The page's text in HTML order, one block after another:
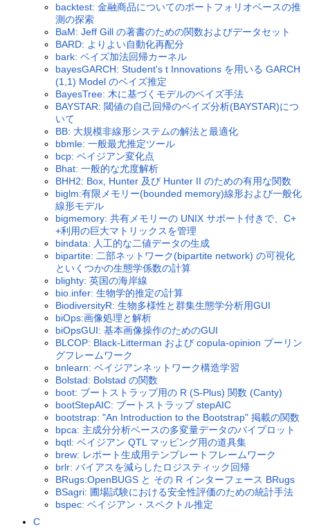
backtest: 金融商品についてのポートフォリオベースの推
測の探索
BaM: Jeff Gill の著書のための関数およびデータセット
BARD: よりよい自動化再配分
bark: ベイズ加法回帰カーネル
bayesGARCH: Student's t Innovations を用いる GARCH
(1,1) Model のベイズ推定
BayesTree: 木に基づくモデルのベイズ手法
BAYSTAR: 閾値の自己回帰のベイズ分析(BAYSTAR)につ
いて
BB: 大規模非線形システムの解法と最適化
bbmle: 一般最尤推定ツール
bcp: ベイジアン変化点
Bhat: 一般的な尤度解析
BHH2: Box, Hunter 及び Hunter II のための有用な関数
biglm:有限メモリー(bounded memory)線形および一般化
線形モデル
bigmemory: 共有メモリーの UNIX サポート付きで、C+
+利用の巨大マトリックスを管理
bindata: 人工的な二値データの生成
bipartite: 二部ネットワーク(bipartite network) の可視化
といくつかの生態学係数の計算
blighty: 英国の海岸線
bio.infer: 生物学的推定の計算
BiodiversityR: 生物多様性と群集生態学分析用GUI
biOps:画像処理と解析
biOpsGUI: 基本画像操作のためのGUI
BLCOP: Black-Litterman および copula-opinion プーリン
グフレームワーク
bnlearn: ベイジアンネットワーク構造学習
Bolstad: Bolstad の関数
boot: ブートストラップ用の R (S-Plus) 関数 (Canty)
bootStepAIC: ブートストラップ stepAIC
bootstrap: "An Introduction to the Bootstrap" 掲載の関数
bpca: 主成分分析ベースの多変量データのバイプロット
bqtl: ベイジアン QTL マッピング用の道具集
brew: レポート生成用テンプレートフレームワーク
brlr: バイアスを減らしたロジスティック回帰
BRugs:OpenBUGS と その R インターフェース BRugs
BSagri: 圃場試験における安全性評価のための統計手法
bspec: ベイジアン・スペクトル推定
C